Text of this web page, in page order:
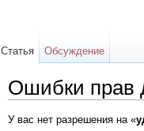
Ошибки прав
У вас нет разрешения на «
Статья Обсуждение